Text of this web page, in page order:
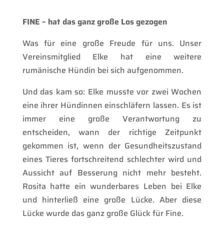
FINE – hat das ganz große Los gezogen
Was für eine große Freude für uns. Unser
Vereinsmitglied Elke hat eine weitere
rumänische Hündin bei sich aufgenommen.
Und das kam so: Elke musste vor zwei Wochen
eine ihrer Hündinnen einschläfern lassen. Es ist
immer eine große Verantwortung zu
entscheiden, wann der richtige Zeitpunkt
gekommen ist, wenn der Gesundheitszustand
eines Tieres fortschreitend schlechter wird und
Aussicht auf Besserung nicht mehr besteht.
Rosita hatte ein wunderbares Leben bei Elke
und hinterließ eine große Lücke. Aber diese
Lücke wurde das ganz große Glück für Fine.